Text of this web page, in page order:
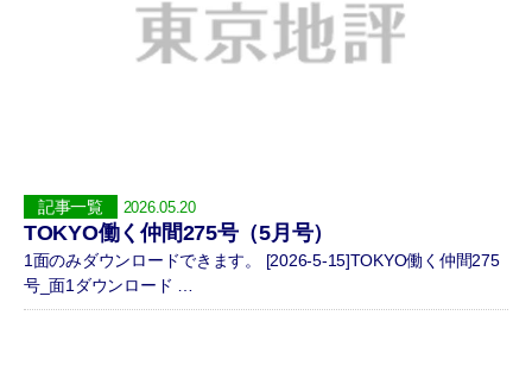
記事一覧 2026.05.20
TOKYO働く仲間275号（5月号）
1面のみダウンロードできます。 [2026-5-15]TOKYO働く仲間275
号_面1ダウンロード …